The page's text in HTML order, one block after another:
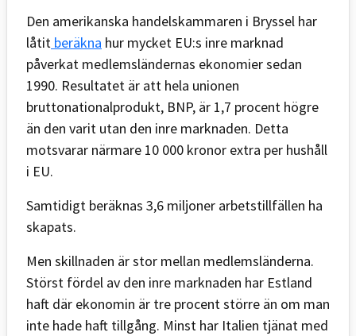
Den amerikanska handelskammaren i Bryssel har
låtit beräkna hur mycket EU:s inre marknad
påverkat medlemsländernas ekonomier sedan
1990. Resultatet är att hela unionen
bruttonationalprodukt, BNP, är 1,7 procent högre
än den varit utan den inre marknaden. Detta
motsvarar närmare 10 000 kronor extra per hushåll
i EU.
Samtidigt beräknas 3,6 miljoner arbetstillfällen ha
skapats.
Men skillnaden är stor mellan medlemsländerna.
Störst fördel av den inre marknaden har Estland
haft där ekonomin är tre procent större än om man
inte hade haft tillgång. Minst har Italien tjänat med